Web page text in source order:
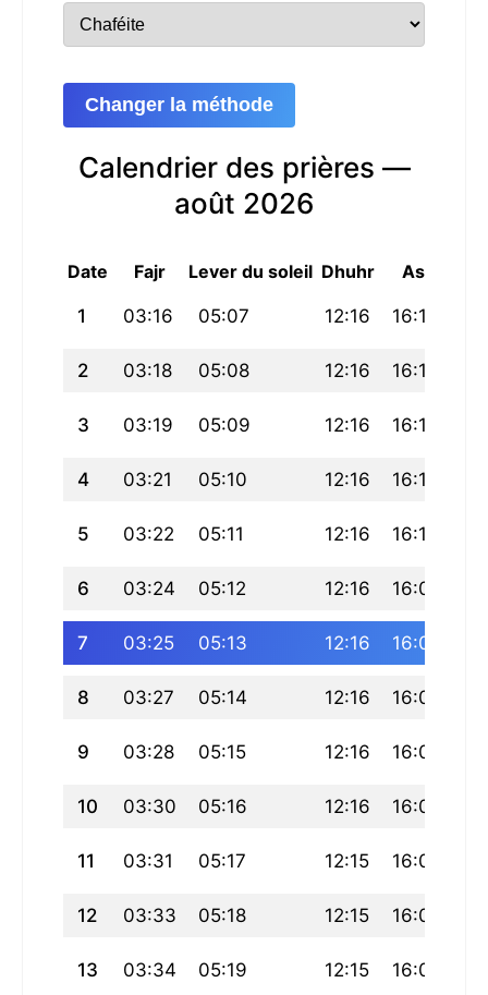
Changer la méthode
Calendrier des prières —
août 2026
Date Fajr Lever du soleil Dhuhr Asr
1 03:16 05:07 12:16 16:11
2 03:18 05:08 12:16 16:11
3 03:19 05:09 12:16 16:10
4 03:21 05:10 12:16 16:10
5 03:22 05:11 12:16 16:10
6 03:24 05:12 12:16 16:09
7 03:25 05:13 12:16 16:09
8 03:27 05:14 12:16 16:08
9 03:28 05:15 12:16 16:08
10 03:30 05:16 12:16 16:07
11 03:31 05:17 12:15 16:07
12 03:33 05:18 12:15 16:06
13 03:34 05:19 12:15 16:05